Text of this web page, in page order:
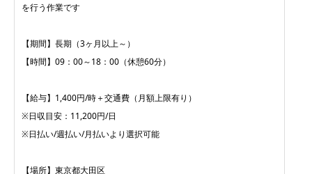
を行う作業です
【期間】長期（3ヶ月以上～）
【時間】09：00～18：00（休憩60分）
【給与】1,400円/時＋交通費（月額上限有り）
※日収目安：11,200円/日
※日払い/週払い/月払いより選択可能
【場所】東京都大田区